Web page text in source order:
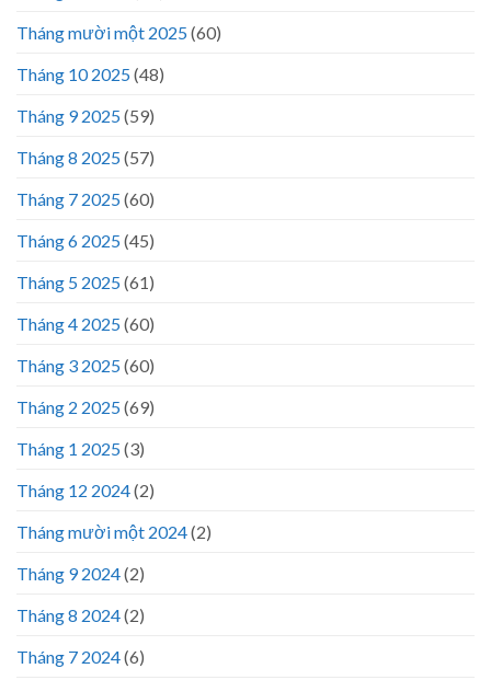
Tháng mười một 2025(60)
Tháng 10 2025(48)
Tháng 9 2025(59)
Tháng 8 2025(57)
Tháng 7 2025(60)
Tháng 6 2025(45)
Tháng 5 2025(61)
Tháng 4 2025(60)
Tháng 3 2025(60)
Tháng 2 2025(69)
Tháng 1 2025(3)
Tháng 12 2024(2)
Tháng mười một 2024(2)
Tháng 9 2024(2)
Tháng 8 2024(2)
Tháng 7 2024(6)